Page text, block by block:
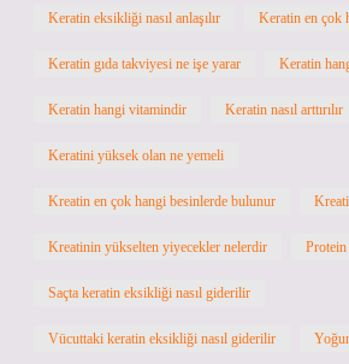
Keratin eksikliği nasıl anlaşılır Keratin en çok
Keratin gıda takviyesi ne işe yarar Keratin
Keratin hangi vitamindir Keratin nasıl arttırılır
Keratini yüksek olan ne yemeli
Kreatin en çok hangi besinlerde bulunur
Kreatinin yükselten yiyecekler nelerdir Protein
Saçta keratin eksikliği nasıl giderilir
Vücuttaki keratin eksikliği nasıl giderilir